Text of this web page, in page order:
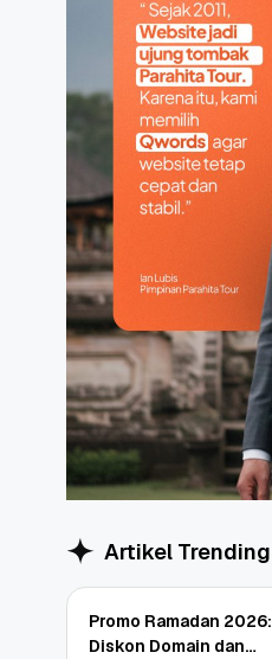
Artikel Trending
Promo Ramadan 2026:
Diskon Domain dan